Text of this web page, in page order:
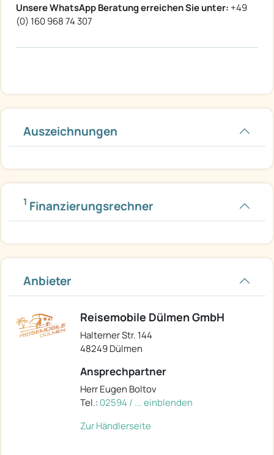
Unsere WhatsApp Beratung erreichen Sie unter: +49
(0) 160 968 74 307
Auszeichnungen
1 Finanzierungsrechner
Anbieter
Reisemobile Dülmen GmbH
Halterner Str. 144
48249 Dülmen
Ansprechpartner
Herr Eugen Boltov
Tel.: 02594 / ... einblenden
Zur Händlerseite